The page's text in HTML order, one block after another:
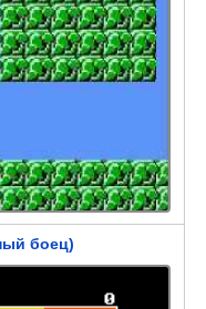
боец)